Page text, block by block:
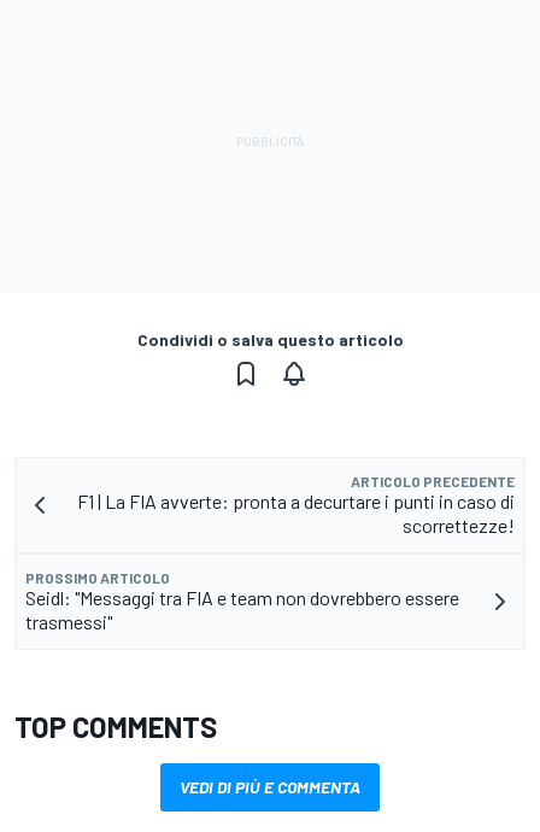
Condividi o salva questo articolo
ARTICOLO PRECEDENTE
F1 | La FIA avverte: pronta a decurtare i punti in caso di
scorrettezze!
PROSSIMO ARTICOLO
Seidl: "Messaggi tra FIA e team non dovrebbero essere
trasmessi"
TOP COMMENTS
VEDI DI PIÙ E COMMENTA